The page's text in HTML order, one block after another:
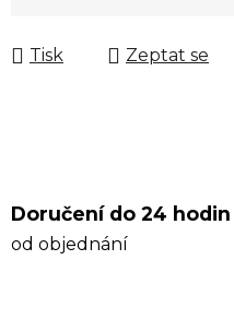
Tisk Zeptat se
Doručení do 24 hodin
od objednání